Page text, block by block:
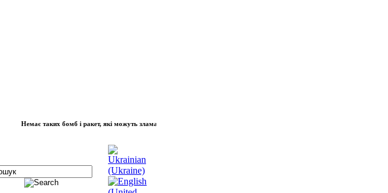
Немає таких бомб і ракет, які можуть зламати волю народу, - Президент України Володимир Зеленський